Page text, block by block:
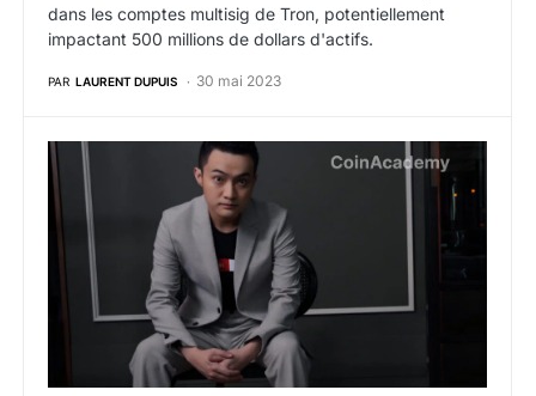
dans les comptes multisig de Tron, potentiellement
impactant 500 millions de dollars d'actifs.
PAR LAURENT DUPUIS 30 mai 2023
Justin Sun convoqué par un tribunal américain suite